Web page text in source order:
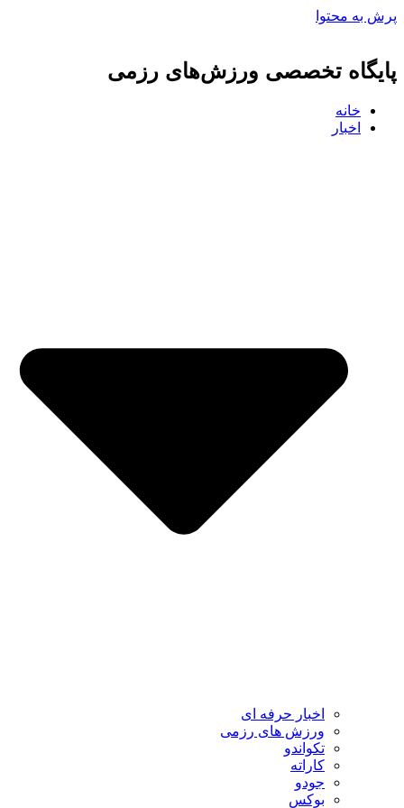
پرش به محتوا
پایگاه تخصصی ورزش‌های رزمی
خانه
اخبار
اخبار حرفه ای
ورزش های رزمی
تکواندو
کاراته
جودو
بوکس